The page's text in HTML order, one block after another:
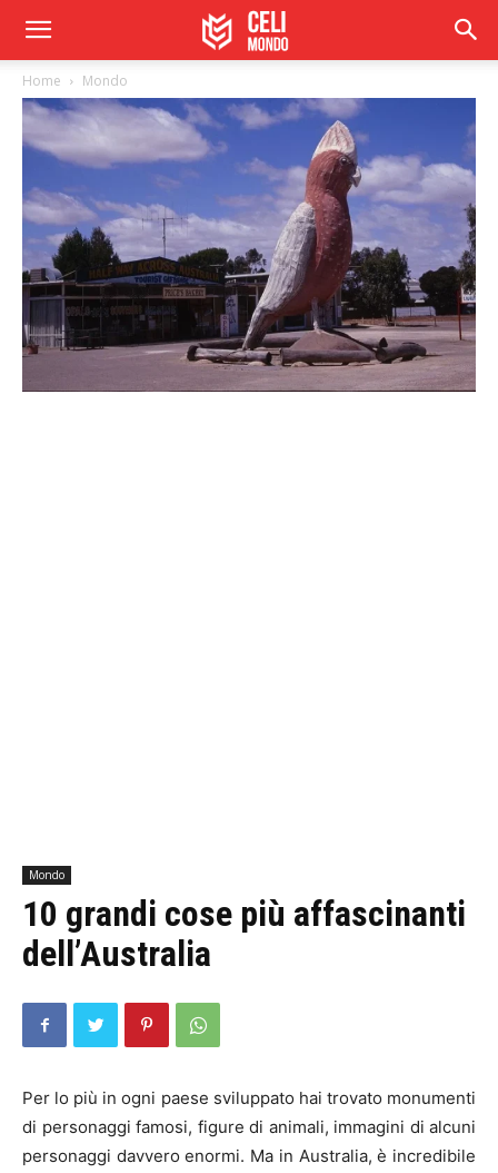
Home Mondo
Mondo
10 grandi cose più affascinanti
dell’Australia
Per lo più in ogni paese sviluppato hai trovato monumenti
di personaggi famosi, figure di animali, immagini di alcuni
personaggi davvero enormi. Ma in Australia, è incredibile